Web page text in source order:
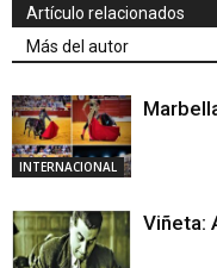
Artículo relacionados
Más del autor
INTERNACIONAL
Viñeta: